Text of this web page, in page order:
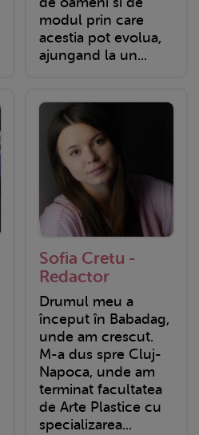
modul prin care
acestia pot evolua,
ajungand la un...
Sofia Cretu -
Redactor
Drumul meu a
început în Babadag,
unde am crescut.
M-a dus spre Cluj-
Napoca, unde am
terminat facultatea
de Arte Plastice cu
specializarea...